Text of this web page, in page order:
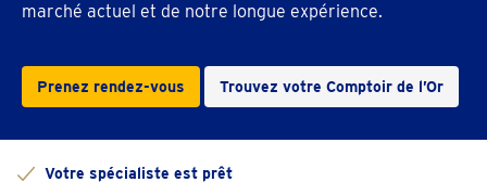
marché actuel et de notre longue expérience.
Prenez rendez-vous Trouvez votre Comptoir de l’Or
est prêt